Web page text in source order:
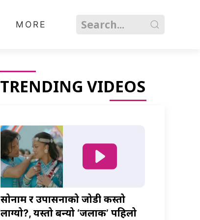
MORE
TRENDING VIDEOS
सोनाम र उपासनाको जोडी कस्तो
लाग्यो?, यस्तो बन्यो ‘जलाकी’ पहिलो